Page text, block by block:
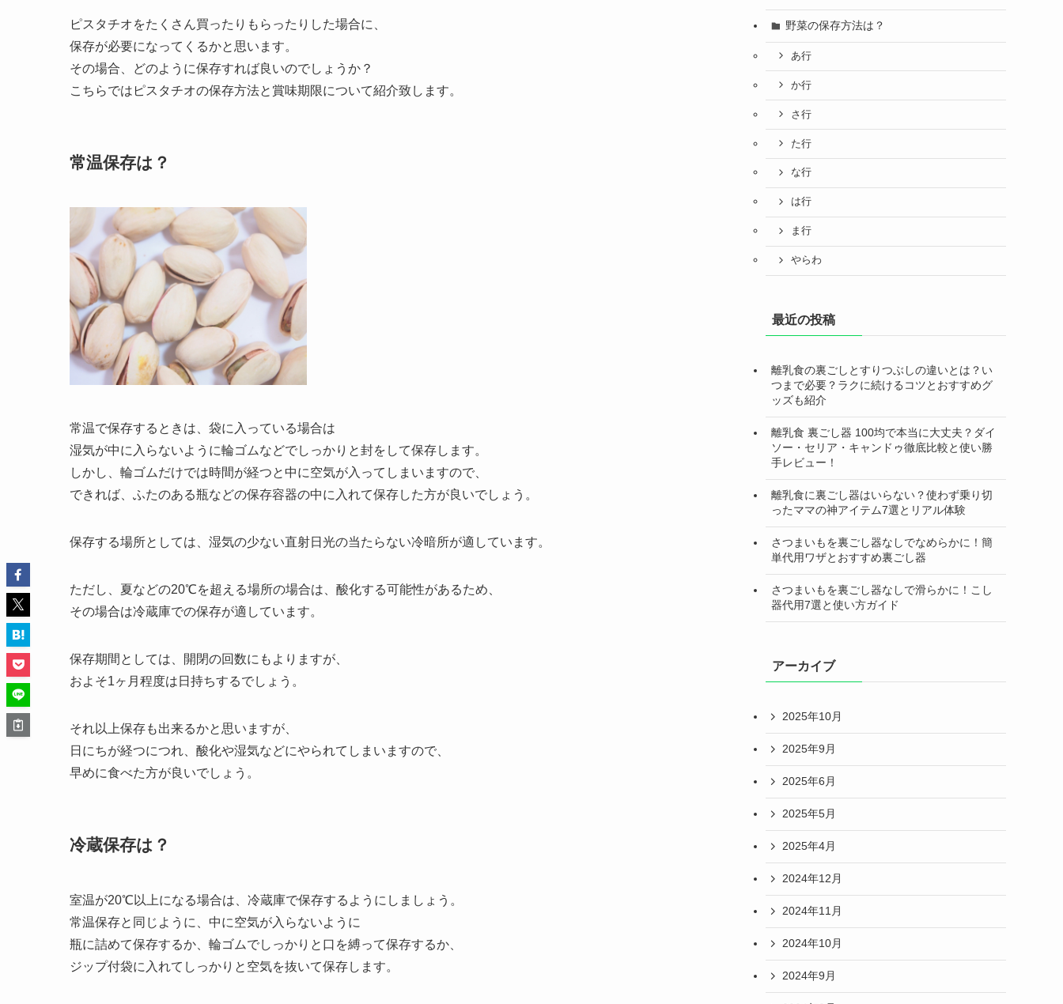
ピスタチオをたくさん買ったりもらったりした場合に、
保存が必要になってくるかと思います。
その場合、どのように保存すれば良いのでしょうか？
こちらではピスタチオの保存方法と賞味期限について紹介致します。
常温保存は？
常温で保存するときは、袋に入っている場合は
湿気が中に入らないように輪ゴムなどでしっかりと封をして保存します。
しかし、輪ゴムだけでは時間が経つと中に空気が入ってしまいますので、
できれば、ふたのある瓶などの保存容器の中に入れて保存した方が良いでしょう。
保存する場所としては、湿気の少ない直射日光の当たらない冷暗所が適しています。
ただし、夏などの20℃を超える場所の場合は、酸化する可能性があるため、
その場合は冷蔵庫での保存が適しています。
保存期間としては、開閉の回数にもよりますが、
およそ1ヶ月程度は日持ちするでしょう。
それ以上保存も出来るかと思いますが、
日にちが経つにつれ、酸化や湿気などにやられてしまいますので、
早めに食べた方が良いでしょう。
冷蔵保存は？
室温が20℃以上になる場合は、冷蔵庫で保存するようにしましょう。
常温保存と同じように、中に空気が入らないように
瓶に詰めて保存するか、輪ゴムでしっかりと口を縛って保存するか、
ジップ付袋に入れてしっかりと空気を抜いて保存します。
野菜の保存方法は？
あ行
か行
さ行
た行
な行
は行
ま行
やらわ
最近の投稿
離乳食の裏ごしとすりつぶしの違いとは？い
つまで必要？ラクに続けるコツとおすすめグ
ッズも紹介
離乳食 裏ごし器 100均で本当に大丈夫？ダイ
ソー・セリア・キャンドゥ徹底比較と使い勝
手レビュー！
離乳食に裏ごし器はいらない？使わず乗り切
ったママの神アイテム7選とリアル体験
さつまいもを裏ごし器なしでなめらかに！簡
単代用ワザとおすすめ裏ごし器
さつまいもを裏ごし器なしで滑らかに！こし
器代用7選と使い方ガイド
アーカイブ
2025年10月
2025年9月
2025年6月
2025年5月
2025年4月
2024年12月
2024年11月
2024年10月
2024年9月